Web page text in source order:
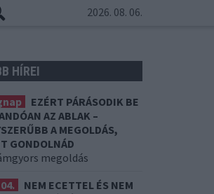
2026. 08. 06.
HÍREI
EZÉRT PÁRÁSODIK BE
AZ ABLAK –
A MEGOLDÁS,
GONDOLNÁD
megoldás
NEM ECETTEL ÉS NEM